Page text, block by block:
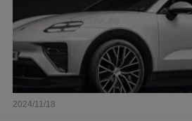
2024/11/18